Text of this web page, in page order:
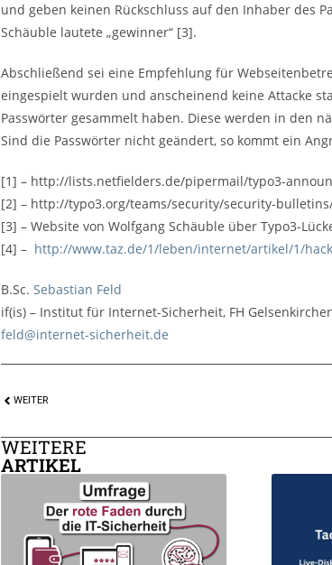
und geben keinen Rückschluss auf den Inhaber des
Schäuble lautete „gewinner“ [3].
Abschließend sei eine Empfehlung für
eingespielt wurden und anscheinend keine Attacke
Passwörter gesammelt haben. Diese werden in den
Sind die Passwörter nicht geändert, so kommt ein
[1] – http://lists.netfielders.de/pipermail/typo3-
[2] – http://typo3.org/teams/security/security-
[3] – Website von Wolfgang Schäuble über Typo3-
[4] – http://www.taz.de/1/leben/internet/artikel/1/
B.Sc.Sebastian Feld
if(is) – Institut für Internet-Sicherheit, FH
feld@internet-sicherheit.de
WEITER
WEITERE
ARTIKEL